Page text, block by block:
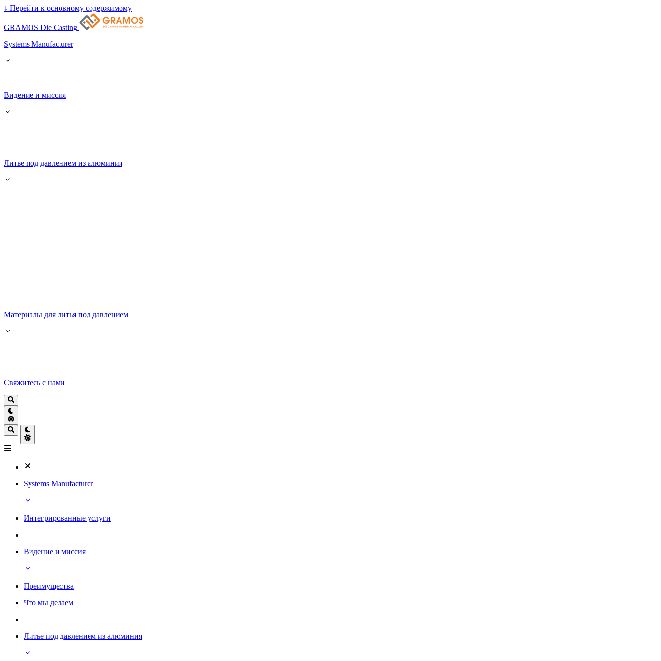
↓ Перейти к основному содержимому
GRAMOS Die Casting
Systems Manufacturer
Видение и миссия
Литье под давлением из алюминия
Материалы для литья под давлением
Свяжитесь с нами
Systems Manufacturer
Интегрированные услуги
Видение и миссия
Преимущества
Что мы делаем
Литье под давлением из алюминия